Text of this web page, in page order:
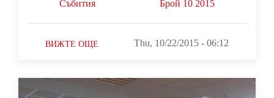
Събития Брой 10 2015
ВИЖТЕ ОЩЕ Thu, 10/22/2015 - 06:12